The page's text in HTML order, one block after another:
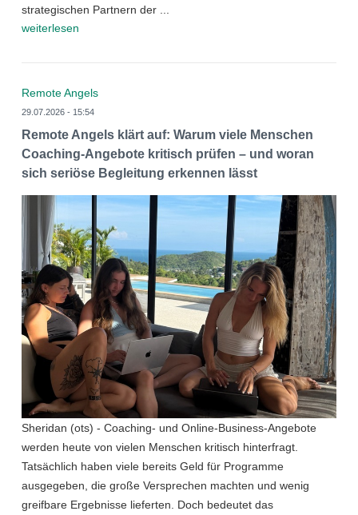
strategischen Partnern der ...
weiterlesen
Remote Angels
29.07.2026 - 15:54
Remote Angels klärt auf: Warum viele Menschen
Coaching-Angebote kritisch prüfen – und woran
sich seriöse Begleitung erkennen lässt
Sheridan (ots) - Coaching- und Online-Business-Angebote
werden heute von vielen Menschen kritisch hinterfragt.
Tatsächlich haben viele bereits Geld für Programme
ausgegeben, die große Versprechen machten und wenig
greifbare Ergebnisse lieferten. Doch bedeutet das